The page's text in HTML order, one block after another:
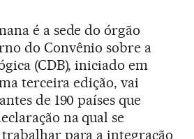
é a sede do órgão
do Convênio sobre a
(CDB), iniciado em
terceira edição, vai
de 190 países que
na qual se
para a integração